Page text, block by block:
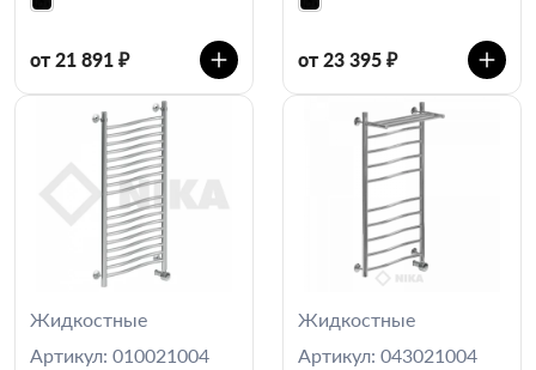
от 21 891 ₽ от 23 395 ₽
Жидкостные
Артикул: 010021004
Жидкостные
Артикул: 043021004